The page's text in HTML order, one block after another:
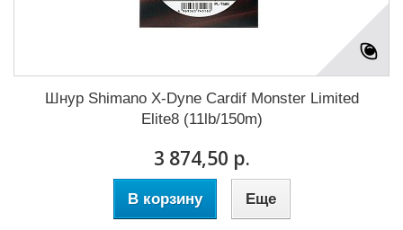
Шнур Shimano X-Dyne Cardif Monster Limited
Elite8 (11lb/150m)
3 874,50 р.
В корзину Еще